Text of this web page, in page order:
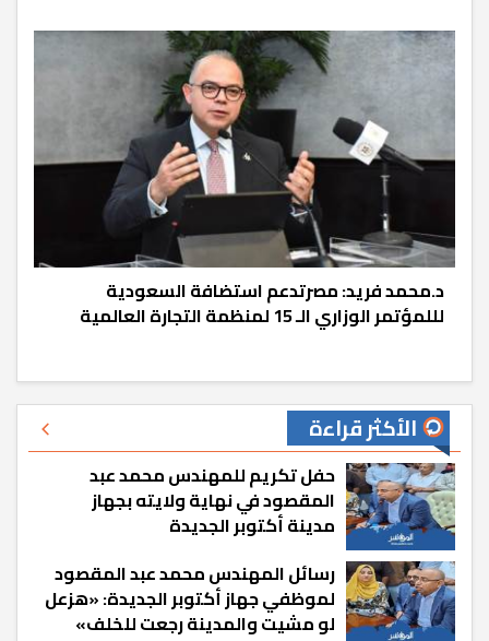
د.محمد فريد: مصرتدعم استضافة السعودية
لللمؤتمر الوزاري الـ 15 لمنظمة التجارة العالمية
الأكثر قراءة
حفل تكريم للمهندس محمد عبد
المقصود في نهاية ولايته بجهاز
مدينة أكتوبر الجديدة
رسائل المهندس محمد عبد المقصود
لموظفي جهاز أكتوبر الجديدة: «هزعل
لو مشيت والمدينة رجعت للخلف»